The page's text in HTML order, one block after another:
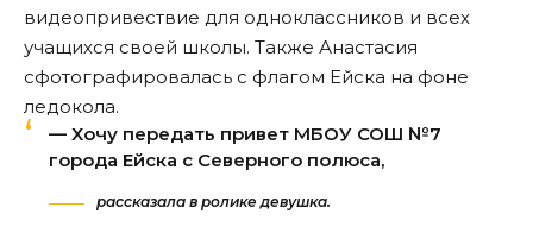
видеопривествие для одноклассников и всех
учащихся своей школы. Также Анастасия
сфотографировалась с флагом Ейска на фоне
ледокола.
— Хочу передать привет МБОУ СОШ №7
города Ейска с Северного полюса,
рассказала в ролике девушка.